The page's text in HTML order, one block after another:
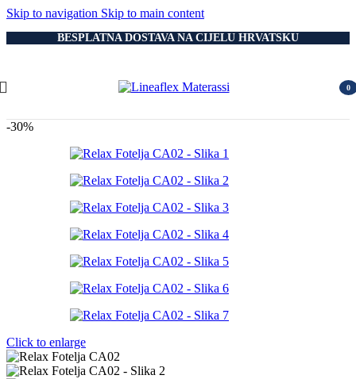
Skip to navigation Skip to main content
BESPLATNA DOSTAVA NA CIJELU HRVATSKU
0
-30%
Click to enlarge